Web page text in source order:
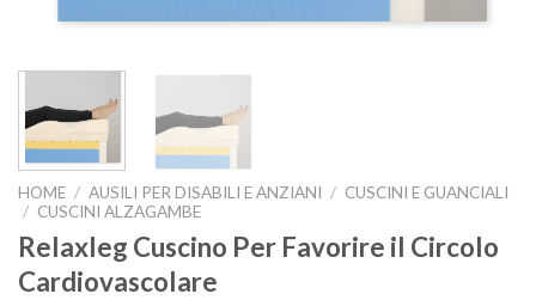
HOME / AUSILI PER DISABILI E ANZIANI / CUSCINI E GUANCIALI
/ CUSCINI ALZAGAMBE
Relaxleg Cuscino Per Favorire il Circolo
Cardiovascolare